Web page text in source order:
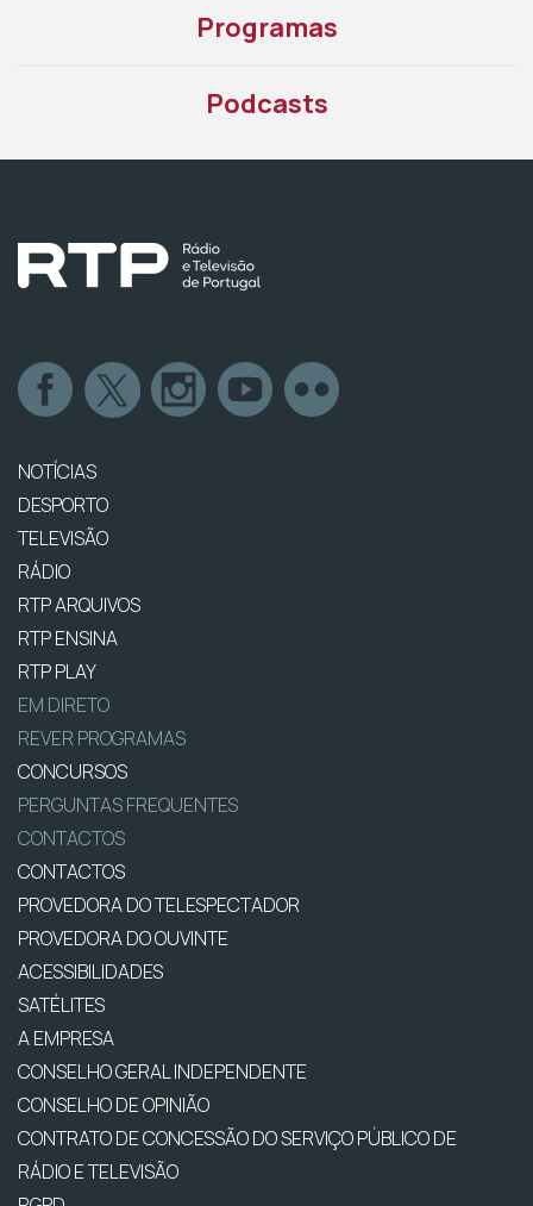
Programas
Podcasts
NOTÍCIAS
DESPORTO
TELEVISÃO
RÁDIO
RTP ARQUIVOS
RTP ENSINA
RTP PLAY
EM DIRETO
REVER PROGRAMAS
CONCURSOS
PERGUNTAS FREQUENTES
CONTACTOS
CONTACTOS
PROVEDORA DO TELESPECTADOR
PROVEDORA DO OUVINTE
ACESSIBILIDADES
SATÉLITES
A EMPRESA
CONSELHO GERAL INDEPENDENTE
CONSELHO DE OPINIÃO
CONTRATO DE CONCESSÃO DO SERVIÇO PÚBLICO DE
RÁDIO E TELEVISÃO